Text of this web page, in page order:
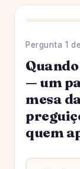
Pergunta 1
— um
mesa
quem